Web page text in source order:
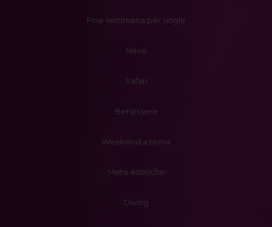
Fine settimana per single
Neve
Safari
Benessere
Weekend a tema
Mete esotiche
Diving